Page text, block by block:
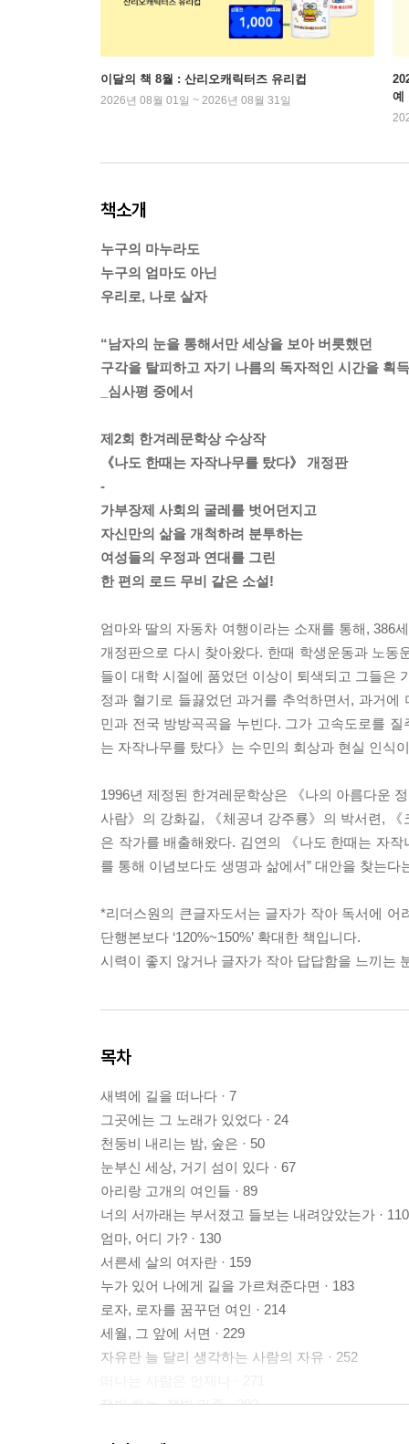
이달의 책 8월 : 산리오캐릭터즈 유리컵
2026년 08월 01일 ~ 2026년 08월 31일
예
책소개
누구의 마누라도
누구의 엄마도 아닌
우리로, 나로 살자
“남자의 눈을 통해서만 세상을 보아 버릇했던
구각을 탈피하고 자기 나름의 독자적인 시간을 획
_심사평 중에서
제2회 한겨레문학상 수상작
《나도 한때는 자작나무를 탔다》 개정판
-
가부장제 사회의 굴레를 벗어던지고
자신만의 삶을 개척하려 분투하는
여성들의 우정과 연대를 그린
한 편의 로드 무비 같은 소설!
엄마와 딸의 자동차 여행이라는 소재를 통해, 386
개정판으로 다시 찾아왔다. 한때 학생운동과 노동
들이 대학 시절에 품었던 이상이 퇴색되고 그들은
정과 혈기로 들끓었던 과거를 추억하면서, 과거
민과 전국 방방곡곡을 누빈다. 그가 고속도로를
는 자작나무를 탔다》는 수민의 회상과 현실 인식
1996년 제정된 한겨레문학상은 《나의 아름다운
사람》의 강화길, 《체공녀 강주룡》의 박서련,
은 작가를 배출해왔다. 김연의 《나도 한때는 자
를 통해 이념보다도 생명과 삶에서” 대안을 찾는
*리더스원의 큰글자도서는 글자가 작아 독서에 어
단행본보다 ‘120%~150%’ 확대한 책입니다.
시력이 좋지 않거나 글자가 작아 답답함을 느끼는
목차
새벽에 길을 떠나다 · 7
그곳에는 그 노래가 있었다 · 24
천둥비 내리는 밤, 숲은 · 50
눈부신 세상, 거기 섬이 있다 · 67
아리랑 고개의 여인들 · 89
너의 서까래는 부서졌고 들보는 내려앉았는가 · 110
엄마, 어디 가? · 130
서른세 살의 여자란 · 159
누가 있어 나에게 길을 가르쳐준다면 · 183
로자, 로자를 꿈꾸던 여인 · 214
세월, 그 앞에 서면 · 229
자유란 늘 달리 생각하는 사람의 자유 · 252
잿빛 하늘, 잿빛 가족 · 292